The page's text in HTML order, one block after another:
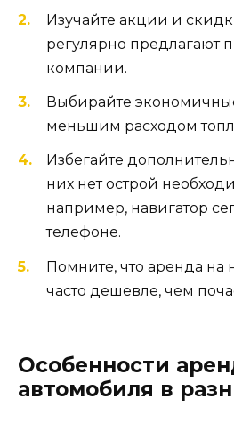
Изучайте акции и
регулярно предлагают
компании.
Выбирайте
меньшим расходом
Избегайте
них нет острой
например, навигатор
телефоне.
Помните, что аренда на
часто дешевле, чем
Особенности
автомобиля в